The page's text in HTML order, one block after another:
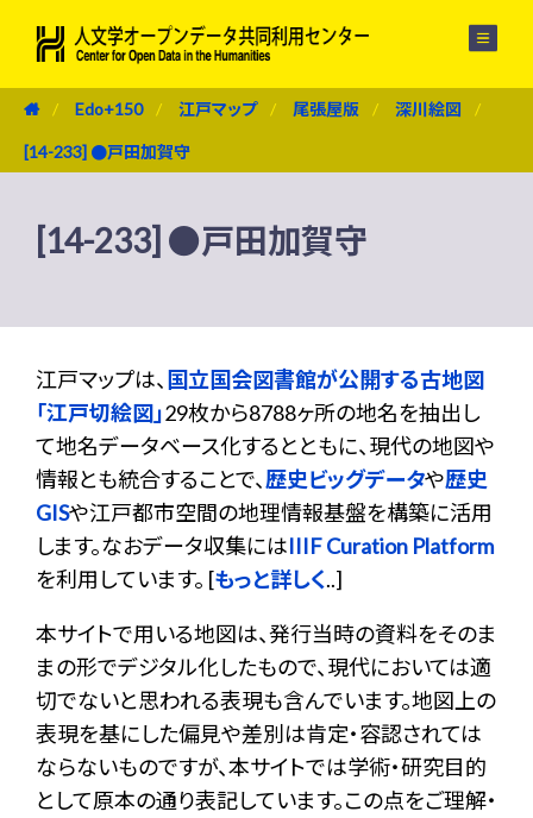
Edo+150 江戸マップ 尾張屋版 深川絵図
[14-233] ●戸田加賀守
[14-233] ●戸田加賀守
江戸マップは、 国立国会図書館が公開する古地図
「江戸切絵図」29枚から8788ヶ所の地名を抽出し
て地名データベース化するとともに、現代の地図や
情報とも統合することで、歴史ビッグデータや歴史
GISや江戸都市空間の地理情報基盤を構築に活用
します。なおデータ収集にはIIIF Curation Platform
を利用しています。 [もっと詳しく..]
本サイトで用いる地図は、発行当時の資料をそのま
まの形でデジタル化したもので、現代においては適
切でないと思われる表現も含んでいます。地図上の
表現を基にした偏見や差別は肯定・容認されては
ならないものですが、本サイトでは学術・研究目的
として原本の通り表記しています。この点をご理解・